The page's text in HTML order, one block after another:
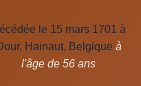
le 15 mars 1701 à
Hainaut, Belgique à
l'âge de 56 ans